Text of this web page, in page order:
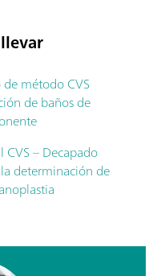
método CVS
de baños de
CVS – Decapado
determinación de